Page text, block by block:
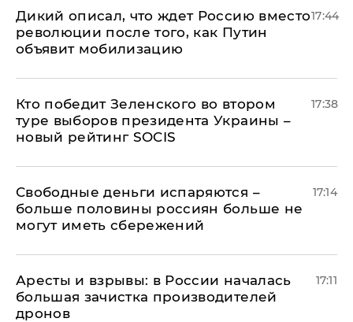
Дикий описал, что ждет Россию вместо
революции после того, как Путин
объявит мобилизацию
17:44
Кто победит Зеленского во втором
туре выборов президента Украины –
новый рейтинг SOCIS
17:38
Свободные деньги испаряются –
больше половины россиян больше не
могут иметь сбережений
17:14
Аресты и взрывы: в России началась
большая зачистка производителей
дронов
17:11